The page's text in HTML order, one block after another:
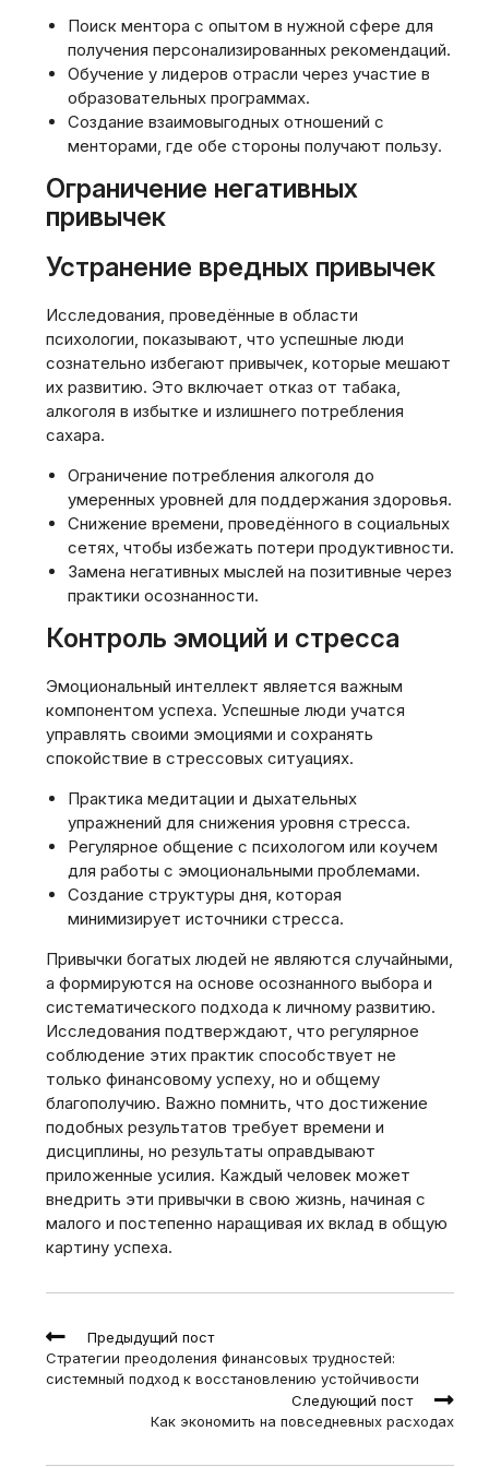
Поиск ментора с опытом в нужной сфере для
получения персонализированных рекомендаций.
Обучение у лидеров отрасли через участие в
образовательных программах.
Создание взаимовыгодных отношений с
менторами, где обе стороны получают пользу.
Ограничение негативных
привычек
Устранение вредных привычек
Исследования, проведённые в области
психологии, показывают, что успешные люди
сознательно избегают привычек, которые мешают
их развитию. Это включает отказ от табака,
алкоголя в избытке и излишнего потребления
сахара.
Ограничение потребления алкоголя до
умеренных уровней для поддержания здоровья.
Снижение времени, проведённого в социальных
сетях, чтобы избежать потери продуктивности.
Замена негативных мыслей на позитивные через
практики осознанности.
Контроль эмоций и стресса
Эмоциональный интеллект является важным
компонентом успеха. Успешные люди учатся
управлять своими эмоциями и сохранять
спокойствие в стрессовых ситуациях.
Практика медитации и дыхательных
упражнений для снижения уровня стресса.
Регулярное общение с психологом или коучем
для работы с эмоциональными проблемами.
Создание структуры дня, которая
минимизирует источники стресса.
Привычки богатых людей не являются случайными,
а формируются на основе осознанного выбора и
систематического подхода к личному развитию.
Исследования подтверждают, что регулярное
соблюдение этих практик способствует не
только финансовому успеху, но и общему
благополучию. Важно помнить, что достижение
подобных результатов требует времени и
дисциплины, но результаты оправдывают
приложенные усилия. Каждый человек может
внедрить эти привычки в свою жизнь, начиная с
малого и постепенно наращивая их вклад в общую
картину успеха.
Read
more
articles
Предыдущий пост
Стратегии преодоления финансовых трудностей:
системный подход к восстановлению устойчивости
Следующий пост
Как экономить на повседневных расходах